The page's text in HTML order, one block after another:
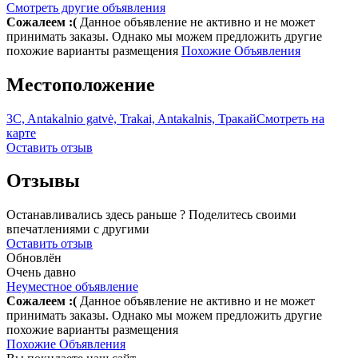
Смотреть другие объявления
Сожалеем :( Данное объявление не активно и не может
принимать заказы. Однако мы можем предложить другие
похожие варианты размещения Похожие Объявления
Местоположение
3C, Antakalnio gatvė, Trakai, Antakalnis, ТракайСмотреть на
карте
Оставить отзыв
Отзывы
Останавливались здесь раньше ? Поделитесь своими
впечатлениями с другими
Оставить отзыв
Обновлён
Очень давно
Неуместное объявление
Сожалеем :( Данное объявление не активно и не может
принимать заказы. Однако мы можем предложить другие
похожие варианты размещения
Похожие Объявления